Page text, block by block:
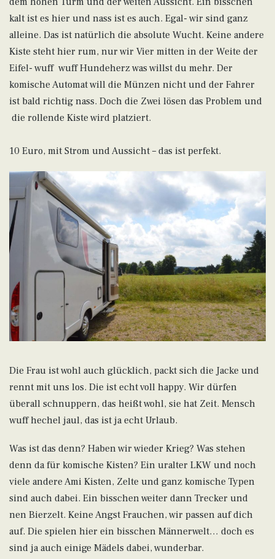
kalt ist es hier und nass ist es auch. Egal- wir sind ganz
alleine. Das ist natürlich die absolute Wucht. Keine andere
Kiste steht hier rum, nur wir Vier mitten in der Weite der
Eifel- wuff wuff Hundeherz was willst du mehr. Der
komische Automat will die Münzen nicht und der Fahrer
ist bald richtig nass. Doch die Zwei lösen das Problem und
die rollende Kiste wird platziert.
10 Euro, mit Strom und Aussicht – das ist perfekt.
Die Frau ist wohl auch glücklich, packt sich die Jacke und
rennt mit uns los. Die ist echt voll happy. Wir dürfen
überall schnuppern, das heißt wohl, sie hat Zeit. Mensch
wuff hechel jaul, das ist ja echt Urlaub.
Was ist das denn? Haben wir wieder Krieg? Was stehen
denn da für komische Kisten? Ein uralter LKW und noch
viele andere Ami Kisten, Zelte und ganz komische Typen
sind auch dabei. Ein bisschen weiter dann Trecker und
nen Bierzelt. Keine Angst Frauchen, wir passen auf dich
auf. Die spielen hier ein bisschen Männerwelt… doch es
sind ja auch einige Mädels dabei, wunderbar.